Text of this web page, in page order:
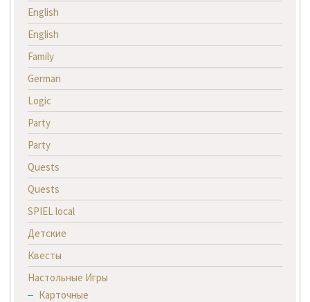
English
English
Family
German
Logic
Party
Party
Quests
Quests
SPIEL local
Детские
Квесты
Настольные Игры
Карточные